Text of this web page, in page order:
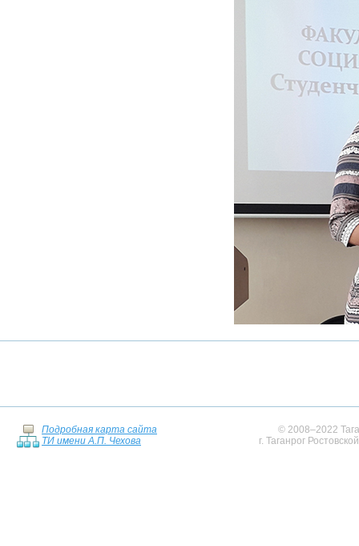
Подробная карта сайта
ТИ имени А.П. Чехова
© 2008–2022
г. Таганрог